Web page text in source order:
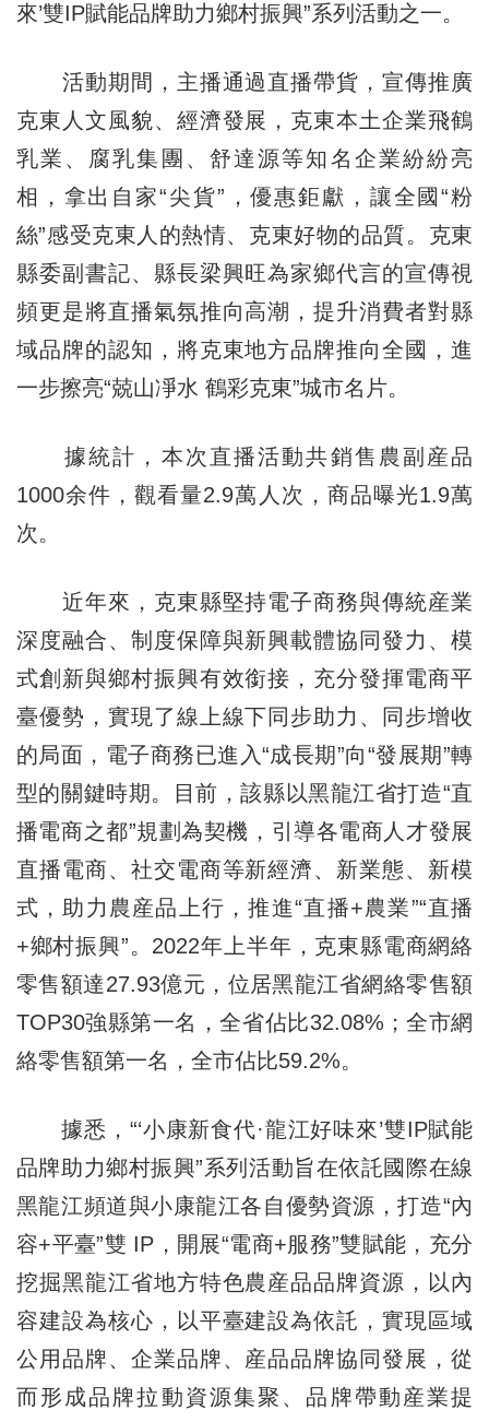
來’雙IP賦能品牌助力鄉村振興”系列活動之一。
活動期間，主播通過直播帶貨，宣傳推廣
克東人文風貌、經濟發展，克東本土企業飛鶴
乳業、腐乳集團、舒達源等知名企業紛紛亮
相，拿出自家“尖貨”，優惠鉅獻，讓全國“粉
絲”感受克東人的熱情、克東好物的品質。克東
縣委副書記、縣長梁興旺為家鄉代言的宣傳視
頻更是將直播氣氛推向高潮，提升消費者對縣
域品牌的認知，將克東地方品牌推向全國，進
一步擦亮“兢山凈水 鶴彩克東”城市名片。
據統計，本次直播活動共銷售農副産品
1000余件，觀看量2.9萬人次，商品曝光1.9萬
次。
近年來，克東縣堅持電子商務與傳統産業
深度融合、制度保障與新興載體協同發力、模
式創新與鄉村振興有效銜接，充分發揮電商平
臺優勢，實現了線上線下同步助力、同步增收
的局面，電子商務已進入“成長期”向“發展期”轉
型的關鍵時期。目前，該縣以黑龍江省打造“直
播電商之都”規劃為契機，引導各電商人才發展
直播電商、社交電商等新經濟、新業態、新模
式，助力農産品上行，推進“直播+農業”“直播
+鄉村振興”。2022年上半年，克東縣電商網絡
零售額達27.93億元，位居黑龍江省網絡零售額
TOP30強縣第一名，全省佔比32.08%；全市網
絡零售額第一名，全市佔比59.2%。
據悉，“‘小康新食代·龍江好味來’雙IP賦能
品牌助力鄉村振興”系列活動旨在依託國際在線
黑龍江頻道與小康龍江各自優勢資源，打造“內
容+平臺”雙 IP，開展“電商+服務”雙賦能，充分
挖掘黑龍江省地方特色農産品品牌資源，以內
容建設為核心，以平臺建設為依託，實現區域
公用品牌、企業品牌、産品品牌協同發展，從
而形成品牌拉動資源集聚、品牌帶動産業提